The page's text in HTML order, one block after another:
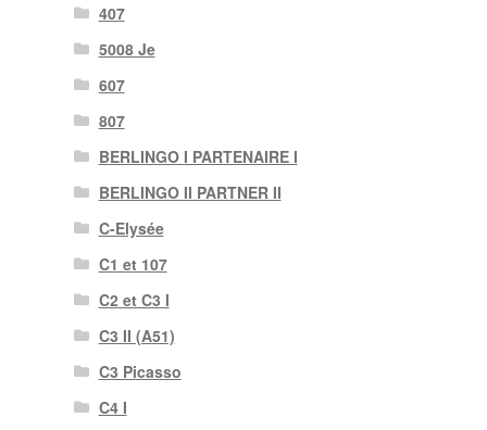
407
5008 Je
607
807
BERLINGO I PARTENAIRE I
BERLINGO II PARTNER II
C-Elysée
C1 et 107
C2 et C3 I
C3 II (A51)
C3 Picasso
C4 I